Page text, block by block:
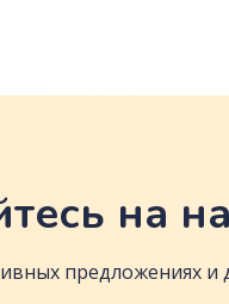
на
предложениях и